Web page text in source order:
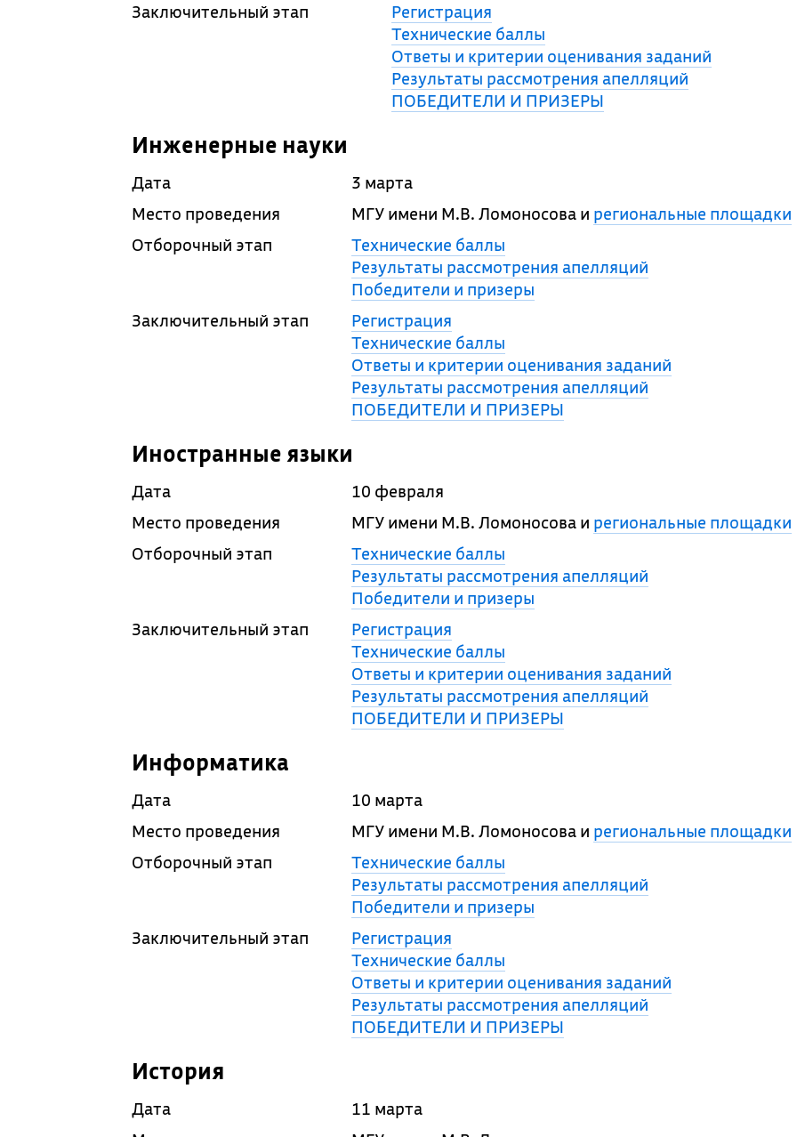
Заключительный этап
Регистрация
Технические баллы
Ответы и критерии оценивания заданий
Результаты рассмотрения апелляций
ПОБЕДИТЕЛИ И ПРИЗЕРЫ
Инженерные науки
Дата
3 марта
Место проведения
МГУ имени М.В. Ломоносова и региональные площадки
Отборочный этап
Технические баллы
Результаты рассмотрения апелляций
Победители и призеры
Заключительный этап
Регистрация
Технические баллы
Ответы и критерии оценивания заданий
Результаты рассмотрения апелляций
ПОБЕДИТЕЛИ И ПРИЗЕРЫ
Иностранные языки
Дата
10 февраля
Место проведения
МГУ имени М.В. Ломоносова и региональные площадки
Отборочный этап
Технические баллы
Результаты рассмотрения апелляций
Победители и призеры
Заключительный этап
Регистрация
Технические баллы
Ответы и критерии оценивания заданий
Результаты рассмотрения апелляций
ПОБЕДИТЕЛИ И ПРИЗЕРЫ
Информатика
Дата
10 марта
Место проведения
МГУ имени М.В. Ломоносова и региональные площадки
Отборочный этап
Технические баллы
Результаты рассмотрения апелляций
Победители и призеры
Заключительный этап
Регистрация
Технические баллы
Ответы и критерии оценивания заданий
Результаты рассмотрения апелляций
ПОБЕДИТЕЛИ И ПРИЗЕРЫ
История
Дата
11 марта